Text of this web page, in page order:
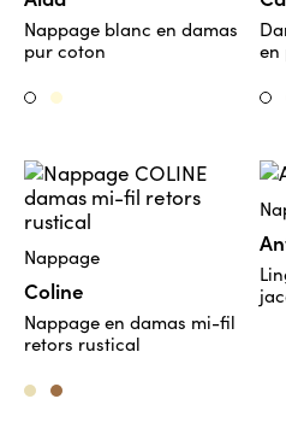
Nappage blanc en damas
pur coton
Weiss
en
Nappage
Coline
Nappage en damas mi-fil
retors rustical
Duna 0021